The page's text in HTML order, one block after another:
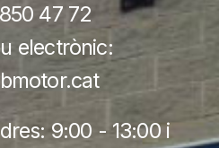
47 72
electrònic:
9:00 - 13:00 i